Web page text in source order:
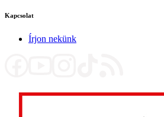
Kapcsolat
Írjon nekünk